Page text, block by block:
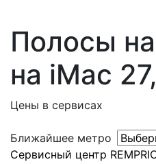
Полосы
на iMac
Цены в сервисах
Ближайшее метро
Сервисный центр